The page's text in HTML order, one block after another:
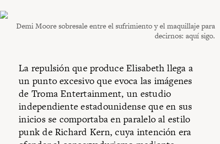
Demi Moore sobresale entre el sufrimiento y el maquillaje para
decirnos: aquí sigo.
La repulsión que produce Elisabeth llega a
un punto excesivo que evoca las imágenes
de Troma Entertainment, un estudio
independiente estadounidense que en sus
inicios se comportaba en paralelo al estilo
punk de Richard Kern, cuya intención era